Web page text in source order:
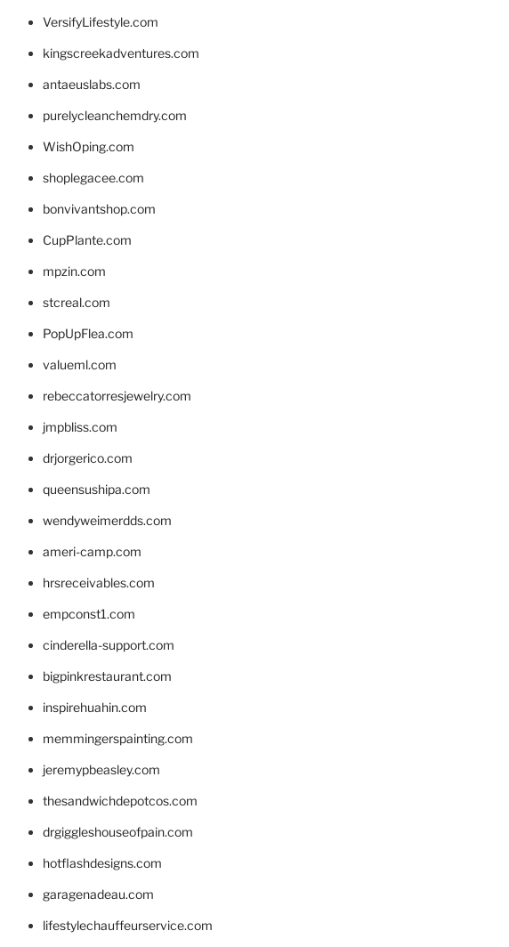
VersifyLifestyle.com
kingscreekadventures.com
antaeuslabs.com
purelycleanchemdry.com
WishOping.com
shoplegacee.com
bonvivantshop.com
CupPlante.com
mpzin.com
stcreal.com
PopUpFlea.com
valueml.com
rebeccatorresjewelry.com
jmpbliss.com
drjorgerico.com
queensushipa.com
wendyweimerdds.com
ameri-camp.com
hrsreceivables.com
empconst1.com
cinderella-support.com
bigpinkrestaurant.com
inspirehuahin.com
memmingerspainting.com
jeremypbeasley.com
thesandwichdepotcos.com
drgiggleshouseofpain.com
hotflashdesigns.com
garagenadeau.com
lifestylechauffeurservice.com